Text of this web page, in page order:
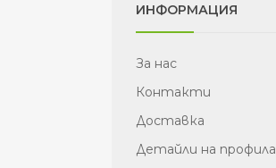
ИНФОРМАЦИЯ
За нас
Контакти
Доставка
Детайли на профила